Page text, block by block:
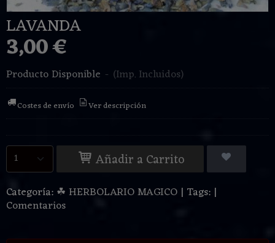
LAVANDA
3,00 €
Producto Disponible - (Imp. Incluidos)
Costes de envío Ver descripción
Añadir a Carrito
Categoría: ☘ HERBOLARIO MAGICO | Tags: |
Comentarios